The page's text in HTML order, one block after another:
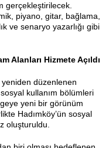
gerçekleştirilecek.
piyano, gitar, bağlama,
ve senaryo yazarlığı gibi
Alanları Hizmete Açıldı
düzenlenen
kullanım bölümleri
yeni bir görünüm
Hadımköy’ün sosyal
oluşturuldu.